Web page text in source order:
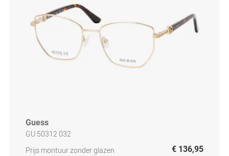
Guess
GU 50312 032
Prijs montuur zonder glazen
€ 136,95